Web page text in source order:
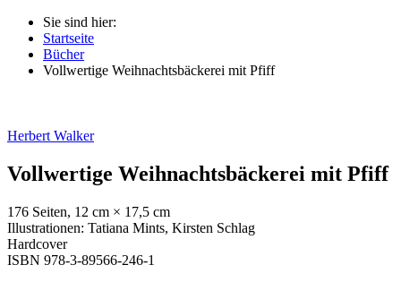
Sie sind hier:
Startseite
Bücher
Vollwertige Weihnachtsbäckerei mit Pfiff
Herbert Walker
Vollwertige Weihnachtsbäckerei mit Pfiff
176 Seiten, 12 cm × 17,5 cm
Illustrationen: Tatiana Mints, Kirsten Schlag
Hardcover
ISBN 978-3-89566-246-1